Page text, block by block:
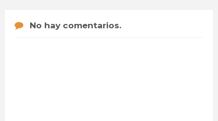
No hay comentarios.